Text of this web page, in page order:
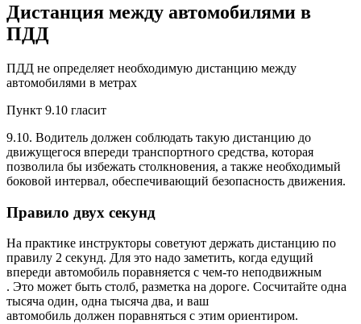
Дистанция между автомобилями в
ПДД
ПДД не определяет необходимую дистанцию между
автомобилями в метрах
Пункт 9.10 гласит
9.10. Водитель должен соблюдать такую дистанцию до
движущегося впереди транспортного средства, которая
позволила бы избежать столкновения, а также необходимый
боковой интервал, обеспечивающий безопасность движения.
Правило двух секунд
На практике инструкторы советуют держать дистанцию по
правилу 2 секунд. Для это надо заметить, когда едущий
впереди автомобиль поравняется с чем-то неподвижным
. Это может быть столб, разметка на дороге. Сосчитайте одна
тысяча один, одна тысяча два, и ваш
автомобиль должен поравняться с этим ориентиром.